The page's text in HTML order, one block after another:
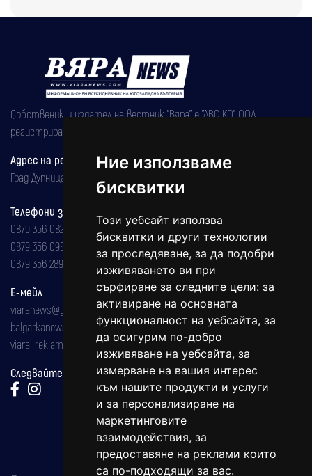
Ние използваме
бисквитки
Този уебсайт използва
бисквитки и други технологии
за проследяване, за да подобри
изживяването ви при
сърфиране за следните цели: за
активиране на основната
функционалност на уебсайта, за
да осигурим по-добро
изживяване на уебсайта, за
измерване на вашия интерес
към нашите продукти и услуги
и за персонализиране на
маркетинговите
взаимодействия, за
предоставяне на реклами които
са по-подходящи за вас.
Собственик и издател на вестник "Вяра" е "АВС КО" ООД,
регистрирана на 08.05.2002 година.
Адрес на редакцията
Град Дупница, ул.''Христо Ботев" 43
Телефони за реклама и абонаменти
0879 356 082
0879 356 098
0879 356 289
Е-мейл
viaranews@gmail.com
balgarkanews@gmail.com
viara_reklama@mail.bg
Следвайте ни: